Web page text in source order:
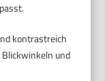
kontrastreich
und